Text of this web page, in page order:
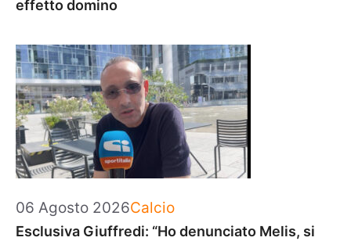
effetto domino
06 Agosto 2026Categorie
Calcio
Esclusiva Giuffredi: “Ho denunciato Melis, si